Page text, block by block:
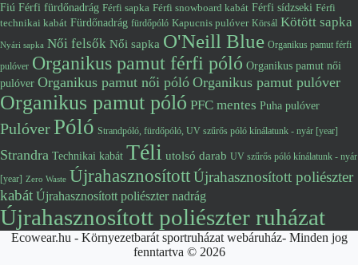
Fiú Férfi fürdőnadrág Férfi sapka Férfi snowboard kabát Férfi sídzseki Férfi
technikai kabát Fürdőnadrág fürdőpóló Kapucnis pulóver Körsál Kötött sapka
Nyári sapka Női felsők Női sapka O'Neill Blue Organikus pamut férfi
pulóver Organikus pamut férfi póló Organikus pamut női
pulóver Organikus pamut női póló Organikus pamut pulóver
Organikus pamut póló PFC mentes Puha pulóver
PulóverPóló Strandpóló, fürdőpóló, UV szűrős póló kínálatunk - nyár [year]
Strandra Technikai kabát Téli utolsó darab UV szűrős póló kínálatunk - nyár
[year] Zero Waste ÚjrahasznosítottÚjrahasznosított poliészter
kabát Újrahasznosított poliészter nadrág
Újrahasznosított poliészter ruházat
Ecowear.hu - Környezetbarát sportruházat webáruház- Minden jog
fenntartva © 2026